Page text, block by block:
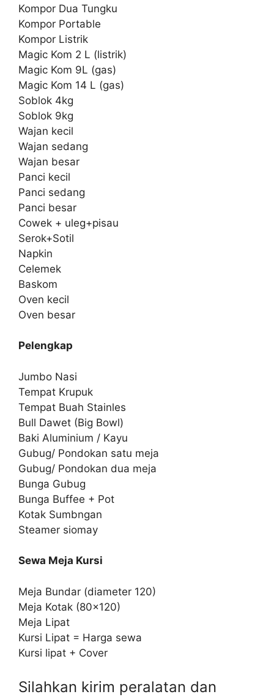
Kompor Dua Tungku
Kompor Portable
Kompor Listrik
Magic Kom 2 L (listrik)
Magic Kom 9L (gas)
Magic Kom 14 L (gas)
Soblok 4kg
Soblok 9kg
Wajan kecil
Wajan sedang
Wajan besar
Panci kecil
Panci sedang
Panci besar
Cowek + uleg+pisau
Serok+Sotil
Napkin
Celemek
Baskom
Oven kecil
Oven besar
Pelengkap
Jumbo Nasi
Tempat Krupuk
Tempat Buah Stainles
Bull Dawet (Big Bowl)
Baki Aluminium / Kayu
Gubug/ Pondokan satu meja
Gubug/ Pondokan dua meja
Bunga Gubug
Bunga Buffee + Pot
Kotak Sumbngan
Steamer siomay
Sewa Meja Kursi
Meja Bundar (diameter 120)
Meja Kotak (80×120)
Meja Lipat
Kursi Lipat = Harga sewa
Kursi lipat + Cover
Silahkan kirim peralatan dan